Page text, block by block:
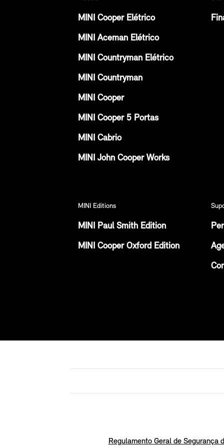
MINI Cooper Elétrico
MINI Aceman Elétrico
MINI Countryman Elétrico
MINI Countryman
MINI Cooper
MINI Cooper 5 Portas
MINI Cabrio
MINI John Cooper Works
MINI Editions
MINI Paul Smith Edition
MINI Cooper Oxford Edition
Regulamento Geral de Segurança